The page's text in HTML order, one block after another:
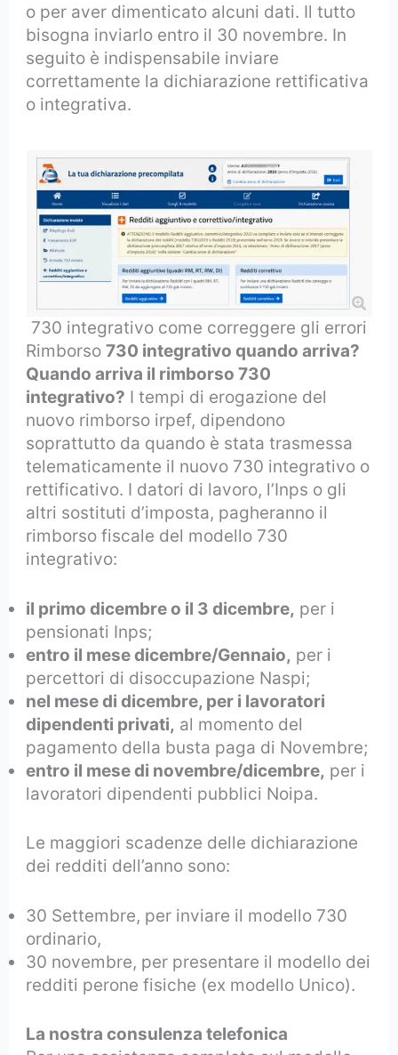
o per aver dimenticato alcuni dati. Il tutto
bisogna inviarlo entro il 30 novembre. In
seguito è indispensabile inviare
correttamente la dichiarazione rettificativa
o integrativa.
730 integrativo come correggere gli errori
Rimborso730 integrativo quando arriva?
Quando arriva il rimborso 730
integrativo? I tempi di erogazione del
nuovo rimborso irpef, dipendono
soprattutto da quando è stata trasmessa
telematicamente il nuovo 730 integrativo o
rettificativo. I datori di lavoro, l’Inps o gli
altri sostituti d’imposta, pagheranno il
rimborso fiscale del modello 730
integrativo:
il primo dicembre o il 3 dicembre, per i
pensionati Inps;
entro il mese dicembre/Gennaio, per i
percettori di disoccupazione Naspi;
nel mese di dicembre, per i lavoratori
dipendenti privati, al momento del
pagamento della busta paga di Novembre;
entro il mese di novembre/dicembre, per i
lavoratori dipendenti pubblici Noipa.
Le maggiori scadenze delle dichiarazione
dei redditi dell’anno sono:
30 Settembre, per inviare il modello 730
ordinario,
30 novembre, per presentare il modello dei
redditi perone fisiche (ex modello Unico).
La nostra consulenza telefonica